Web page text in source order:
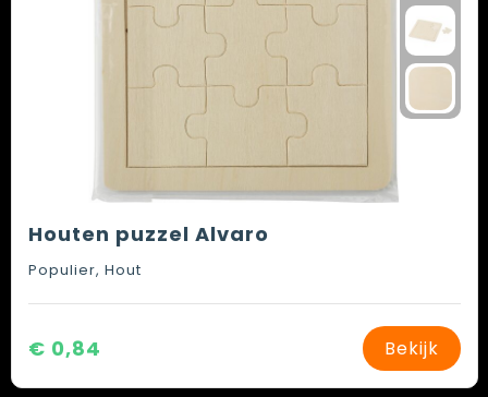
Houten puzzel Alvaro
Populier, Hout
€ 0,84 Bekijk